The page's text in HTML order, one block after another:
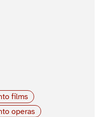
films
operas